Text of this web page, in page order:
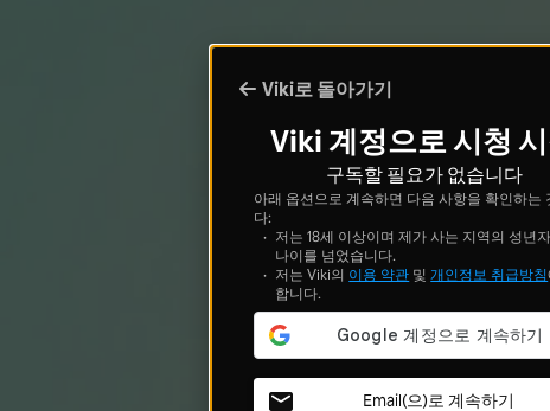
Viki로 돌아가기
Viki 계정으로 시청
구독할 필요가 없습니다
아래 옵션으로 계속하면 다음 사항을 확인하는
다:
저는 18세 이상이며 제가 사는 지역의 성년
나이를 넘었습니다.
저는 Viki의 이용 약관 및 개인정보 취급방침
합니다.
Email(으)로 계속하기